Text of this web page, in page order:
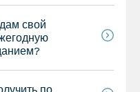
свой
по